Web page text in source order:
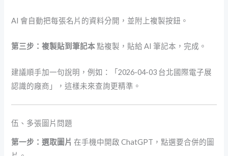
AI 會自動把每張名片的資料分開，並附上複製按鈕。
第三步：複製貼到筆記本點複製，貼給 AI 筆記本，完成。
建議順手加一句說明，例如：「2026-04-03 台北國際電子展
認識的廠商」，這樣未來查詢更精準。
伍、多張圖片問題
第一步：選取圖片 在手機中開啟 ChatGPT，點選要合併的圖